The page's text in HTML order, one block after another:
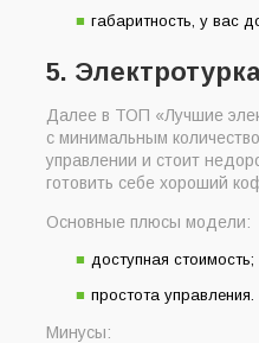
габаритность, у вас
5.
Далее в ТОП «Лучшие
с минимальным
управлении и стоит
готовить себе хороший
Основные плюсы модели:
доступная стоимость;
простота управления.
Минусы: